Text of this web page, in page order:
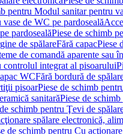
pentru Modul sanitar pentru
de WC pe pardoseală
pardosealăPiese de schimb
de spălareFără capacPiese
de comandă aparente sau
controlul integrat al pisoarului
WCFără bordură de
pisoarPiese de schimb
sanitarăPiese de
schimb pentru Ţevi de
spălare electronică,
de schimb pentru Cu